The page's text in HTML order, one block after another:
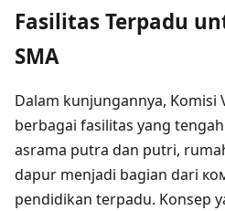
Fasilitas Terpadu
SMA
Dalam kunjungannya, Komisi
berbagai fasilitas yang
asrama putra dan putri,
dapur menjadi bagian dari
pendidikan terpadu. Konsep